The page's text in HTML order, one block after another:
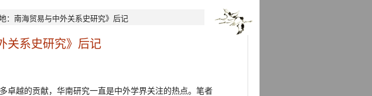
：南海贸易与中外关系史研究》后记
关系史研究》后记
越的贡献，华南研究一直是中外学界关注的热点。笔者